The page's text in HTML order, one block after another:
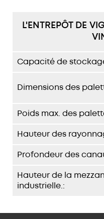
L'ENTREPÔT DE
Capacité de
Dimensions des
Poids max. des
Hauteur des
Profondeur des
Hauteur de la
industrielle.: